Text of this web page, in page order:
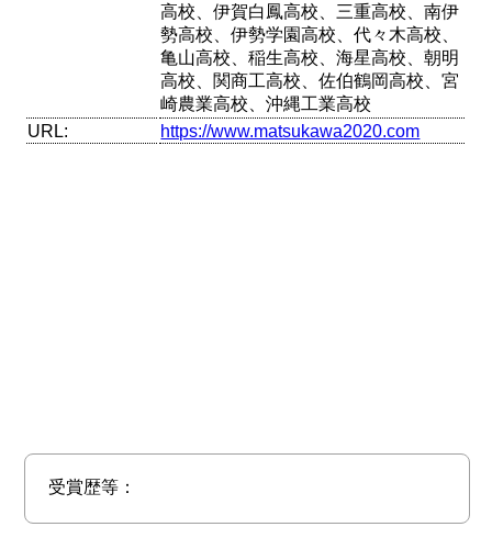
高校、伊賀白鳳高校、三重高校、南伊
勢高校、伊勢学園高校、代々木高校、
亀山高校、稲生高校、海星高校、朝明
高校、関商工高校、佐伯鶴岡高校、宮
崎農業高校、沖縄工業高校
URL:
https://www.matsukawa2020.com
受賞歴等：